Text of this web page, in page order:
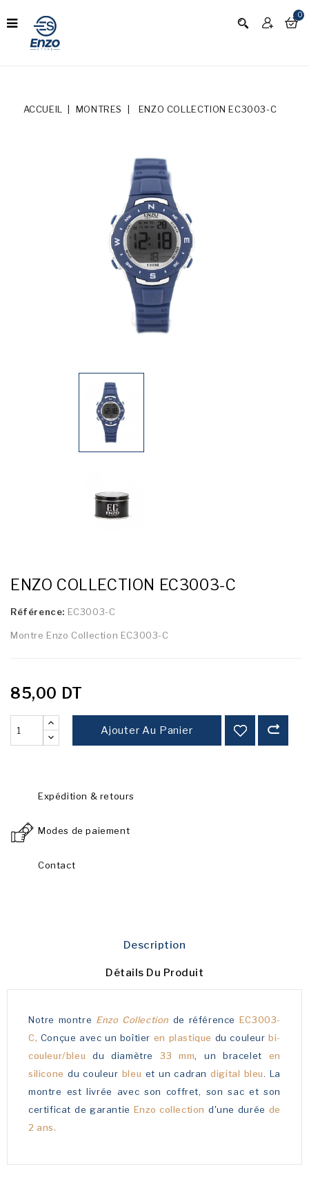
0
ACCUEIL MONTRES ENZO COLLECTION EC3003-C
ENZO COLLECTION EC3003-C
Référence: EC3003-C
Montre Enzo Collection EC3003-C
85,00 DT
Ajouter Au Panier
Expédition & retours
Modes de paiement
Contact
Description
Détails Du Produit
Notre montre Enzo Collection de référence EC3003-
C, Conçue avec un boîtier en plastique du couleurbi-
couleur/bleudu diamètre33 mm, un bracelet en
siliconedu couleur bleu et un cadran digital bleu. La
montre est livrée avec son coffret, son sac et son
certificat de garantie Enzo collection d'une durée de
2 ans.